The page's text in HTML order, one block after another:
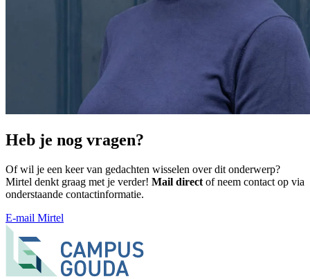
Heb je nog vragen?
Of wil je een keer van gedachten wisselen over dit onderwerp?
Mirtel denkt graag met je verder! Mail direct of neem contact op via
onderstaande contactinformatie.
E-mail Mirtel